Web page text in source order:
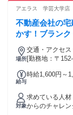
アエラス 学芸大学店
不動産会社の
かす！ブラン
場所
交通・アクセ
[勤務地：〒
給与
時給1,600円～
対象
求めている人材
からのチャレンジも歓迎！ 銀行員